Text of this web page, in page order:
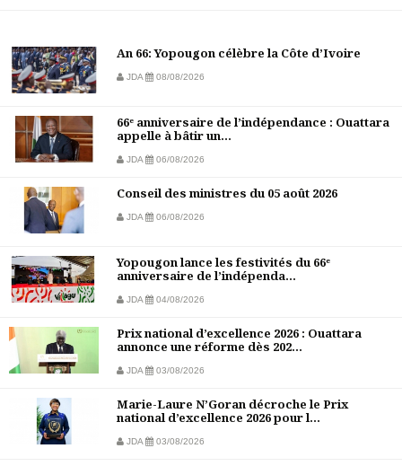
An 66: Yopougon célèbre la Côte d’Ivoire
JDA 08/08/2026
66ᵉ anniversaire de l’indépendance : Ouattara
appelle à bâtir un...
JDA 06/08/2026
Conseil des ministres du 05 août 2026
JDA 06/08/2026
Yopougon lance les festivités du 66ᵉ
anniversaire de l’indépenda...
JDA 04/08/2026
Prix national d’excellence 2026 : Ouattara
annonce une réforme dès 202...
JDA 03/08/2026
Marie-Laure N’Goran décroche le Prix
national d’excellence 2026 pour l...
JDA 03/08/2026